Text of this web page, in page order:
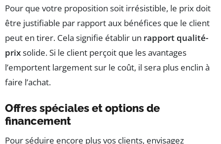
Pour que votre proposition soit irrésistible, le prix doit
être justifiable par rapport aux bénéfices que le client
peut en tirer. Cela signifie établir un rapport qualité-
prixsolide. Si le client perçoit que les avantages
l’emportent largement sur le coût, il sera plus enclin à
faire l’achat.
Offres spéciales et options de
financement
Pour séduire encore plus vos clients, envisagez